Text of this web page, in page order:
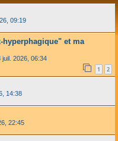
09:19
hyperphagique" et ma
juil. 2026, 06:34
1 2
14:38
22:45